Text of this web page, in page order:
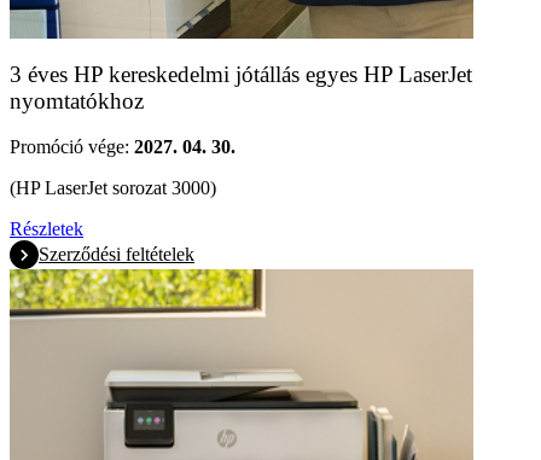
3 éves HP kereskedelmi jótállás egyes HP LaserJet
nyomtatókhoz
Promóció vége: 2027. 04. 30.
(HP LaserJet sorozat 3000)
Részletek
Szerződési feltételek